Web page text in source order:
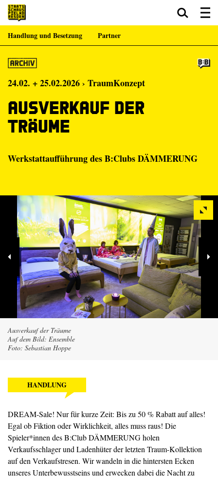
Zum Hauptinhalt springen Zum Footer springen
Handlung und Besetzung Partner
24.02. + 25.02.2026 › TraumKonzept
Ausverkauf der
Träume
Werkstattaufführung des B:Clubs DÄMMERUNG
Ausverkauf der Träume
Auf dem Bild: Ensemble
Foto: Sebastian Hoppe
HANDLUNG
DREAM-Sale! Nur für kurze Zeit: Bis zu 50 % Rabatt auf alles!
Egal ob Fiktion oder Wirklichkeit, alles muss raus! Die
Spieler*innen des B:Club DÄMMERUNG holen
Verkaufsschlager und Ladenhüter der letzten Traum-Kollektion
auf den Verkaufstresen. Wir wandeln in die hintersten Ecken
unseres Unterbewusstseins und erwecken dabei die Nacht zu